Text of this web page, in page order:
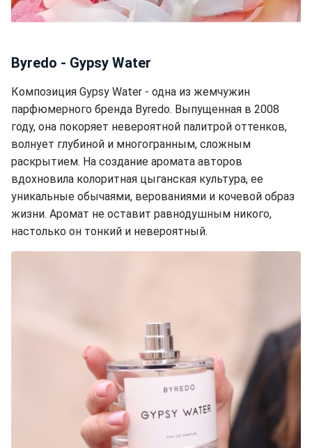
Byredo - Gypsy Water
Композиция Gypsy Water - одна из жемчужин
парфюмерного бренда Byredo. Выпущенная в 2008
году, она покоряет невероятной палитрой оттенков,
волнует глубиной и многогранным, сложным
раскрытием. На создание аромата авторов
вдохновила колоритная цыганская культура, ее
уникальные обычаями, верованиями и кочевой образ
жизни. Аромат не оставит равнодушным никого,
настолько он тонкий и невероятный.